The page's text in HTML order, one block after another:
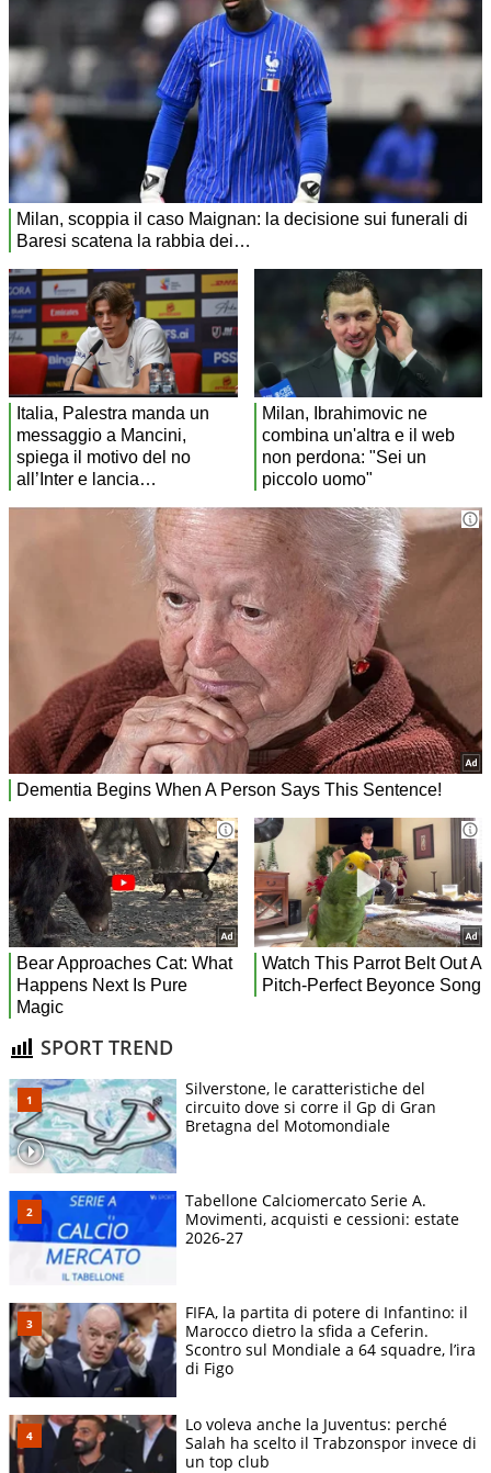
SPORT TREND
Silverstone, le caratteristiche del
circuito dove si corre il Gp di Gran
Bretagna del Motomondiale
Tabellone Calciomercato Serie A.
Movimenti, acquisti e cessioni: estate
2026-27
FIFA, la partita di potere di Infantino: il
Marocco dietro la sfida a Ceferin.
Scontro sul Mondiale a 64 squadre, l’ira
di Figo
Lo voleva anche la Juventus: perché
Salah ha scelto il Trabzonspor invece di
un top club